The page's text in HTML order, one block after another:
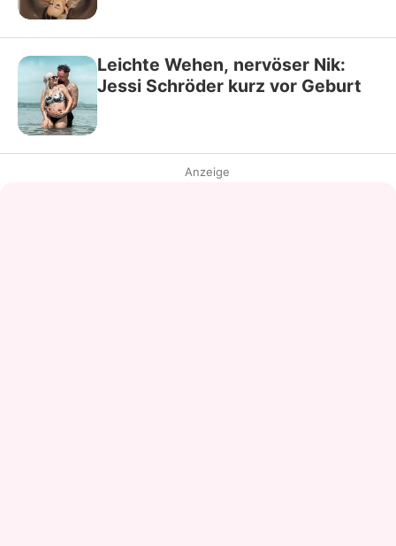
Leichte Wehen, nervöser Nik:
Jessi Schröder kurz vor Geburt
Anzeige